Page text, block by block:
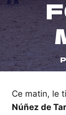
Ce matin, le
Núñez de